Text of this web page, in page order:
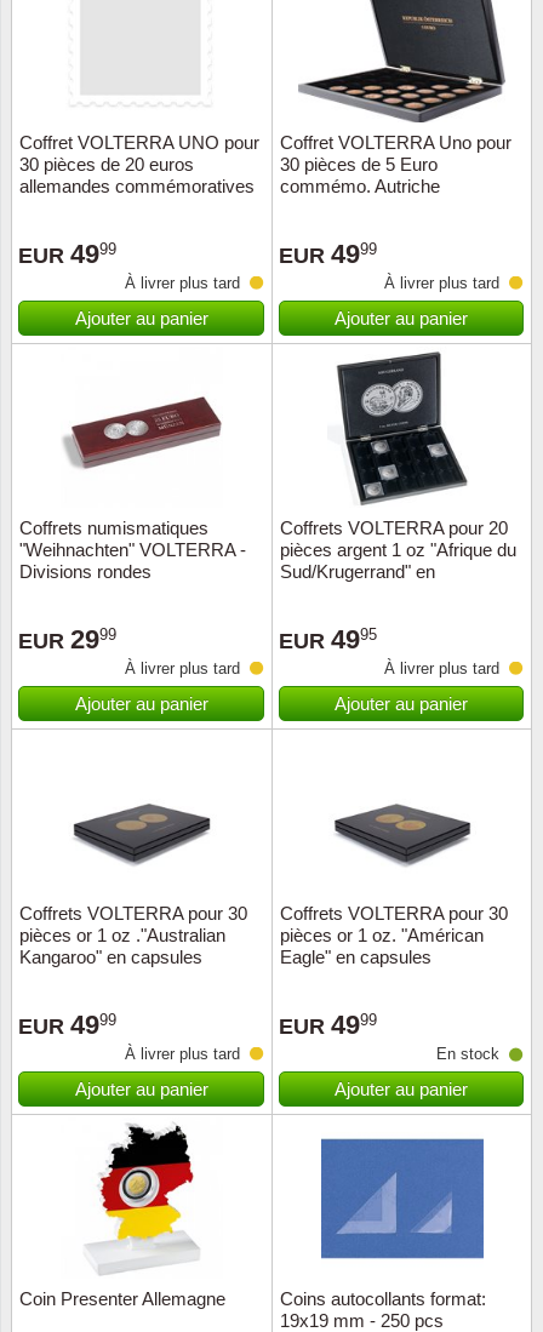
Coffret VOLTERRA UNO pour
30 pièces de 20 euros
allemandes commémoratives
EUR 4999
À livrer plus tard
Ajouter au panier
Coffret VOLTERRA Uno pour
30 pièces de 5 Euro
commémo. Autriche
EUR 4999
À livrer plus tard
Ajouter au panier
Coffrets numismatiques
"Weihnachten" VOLTERRA -
Divisions rondes
EUR 2999
À livrer plus tard
Ajouter au panier
Coffrets VOLTERRA pour 20
pièces argent 1 oz "Afrique du
Sud/Krugerrand" en
EUR 4995
À livrer plus tard
Ajouter au panier
Coffrets VOLTERRA pour 30
pièces or 1 oz ."Australian
Kangaroo" en capsules
EUR 4999
À livrer plus tard
Ajouter au panier
Coffrets VOLTERRA pour 30
pièces or 1 oz. "Américan
Eagle" en capsules
EUR 4999
En stock
Ajouter au panier
Coin Presenter Allemagne
Coins autocollants format:
19x19 mm - 250 pcs